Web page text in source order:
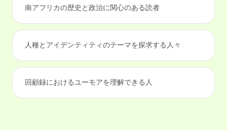
南アフリカの歴史と政治に関心のある読者
人種とアイデンティティのテーマを探求する人々
回顧録におけるユーモアを理解できる人